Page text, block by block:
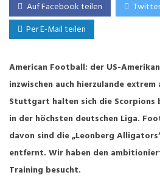
Auf Facebook teilen
Per E-Mail teilen
American Football: der US-
inzwischen auch hierzulande
Stuttgart halten sich die Scorpions
in der höchsten deutschen Liga.
davon sind die „Leonberg
entfernt. Wir haben den
Training besucht.